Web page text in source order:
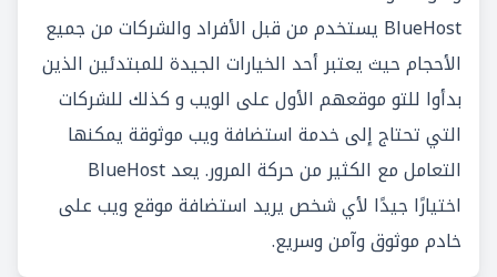
BlueHost يستخدم من قبل الأفراد والشركات من جميع
الأحجام حيث يعتبر أحد الخيارات الجيدة للمبتدئين الذين
بدأوا للتو موقعهم الأول على الويب و كذلك للشركات
التي تحتاج إلى خدمة استضافة ويب موثوقة يمكنها
التعامل مع الكثير من حركة المرور. يعد BlueHost
اختيارًا جيدًا لأي شخص يريد استضافة موقع ويب على
خادم موثوق وآمن وسريع.